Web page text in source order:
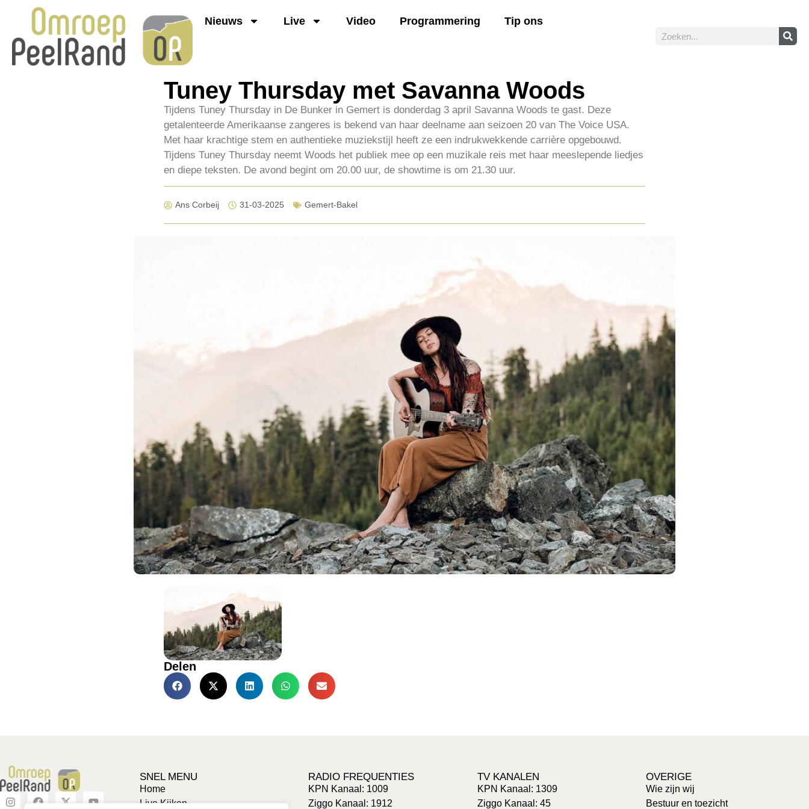
Nieuws Live Video Programmering Tip ons
Tuney Thursday met Savanna Woods
Tijdens Tuney Thursday in De Bunker in Gemert is donderdag 3 april Savanna Woods te gast. Deze
getalenteerde Amerikaanse zangeres is bekend van haar deelname aan seizoen 20 van The Voice USA.
Met haar krachtige stem en authentieke muziekstijl heeft ze een indrukwekkende carrière opgebouwd.
Tijdens Tuney Thursday neemt Woods het publiek mee op een muzikale reis met haar meeslepende liedjes
en diepe teksten. De avond begint om 20.00 uur, de showtime is om 21.30 uur.
Ans Corbeij 31-03-2025 Gemert-Bakel
Delen
SNEL MENU
Home
Live Kijken
RADIO FREQUENTIES
KPN Kanaal: 1009
Ziggo Kanaal: 1912
TV KANALEN
KPN Kanaal: 1309
Ziggo Kanaal: 45
OVERIGE
Wie zijn wij
Bestuur en toezicht